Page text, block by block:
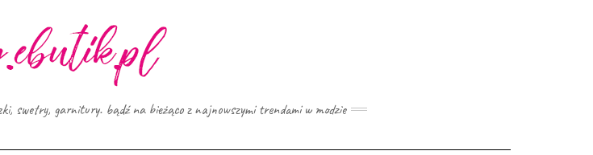
swetry, garnitury. bądź na bieżąco z najnowszymi trendami w modzie